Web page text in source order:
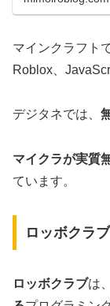
マインクラフト
Roblox、
デジタネでは、
マイクラが実質
ています。
ロッボクラブ
ロッボクラブは、